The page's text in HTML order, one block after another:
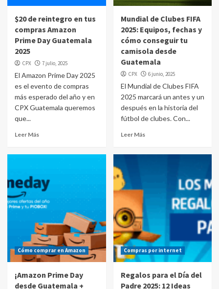
$20 de reintegro en tus
compras Amazon
Prime Day Guatemala
2025
CPX 7 julio, 2025
El Amazon Prime Day 2025
es el evento de compras
más esperado del año y en
CPX Guatemala queremos
que...
Leer Más
Mundial de Clubes FIFA
2025: Equipos, fechas y
cómo conseguir tu
camisola desde
Guatemala
CPX 6 junio, 2025
El Mundial de Clubes FIFA
2025 marcará un antes y un
después en la historia del
fútbol de clubes. Con...
Leer Más
Cómo comprar en Amazon
¡Amazon Prime Day
desde Guatemala +
Compras por internet
Regalos para el Día del
Padre 2025: 12 Ideas